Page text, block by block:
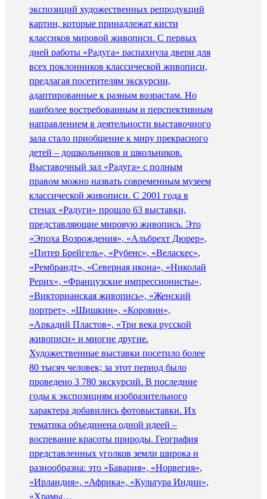
экспозиций художественных репродукций
картин, которые принадлежат кисти
классиков мировой живописи. С первых
дней работы «Радуга» распахнула двери для
всех поклонников классической живописи,
предлагая посетителям экскурсии,
адаптированные к разным возрастам. Но
наиболее востребованным и перспективным
направлением в деятельности выставочного
зала стало приобщение к миру прекрасного
детей – дошкольников и школьников.
Выставочный зал «Радуга» с полным
правом можно назвать современным музеем
классической живописи. С 2001 года в
стенах «Радуги» прошло 63 выставки,
представляющие мировую живопись. Это
«Эпоха Возрождения», «Альбрехт Дюрер»,
«Питер Брейгель», «Рубенс», «Веласкес»,
«Рембрандт», «Северная икона», «Николай
Рерих», «Французские импрессионисты»,
«Викторианская живопись», «Женский
портрет», «Шишкин», «Коровин»,
«Аркадий Пластов», «Три века русской
живописи» и многие другие.
Художественные выставки посетило более
80 тысяч человек; за этот период было
проведено 3 780 экскурсий. В последние
годы к экспозициям изобразительного
характера добавились фотовыставки. Их
тематика объединена одной идеей –
воспевание красоты природы. География
представленных уголков земли широка и
разнообразна: это «Бавария», «Норвегия»,
«Ирландия», «Африка», «Культура Индии»,
«Храмы…